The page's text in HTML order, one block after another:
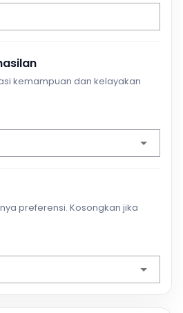
kemampuan dan kelayakan
preferensi. Kosongkan jika